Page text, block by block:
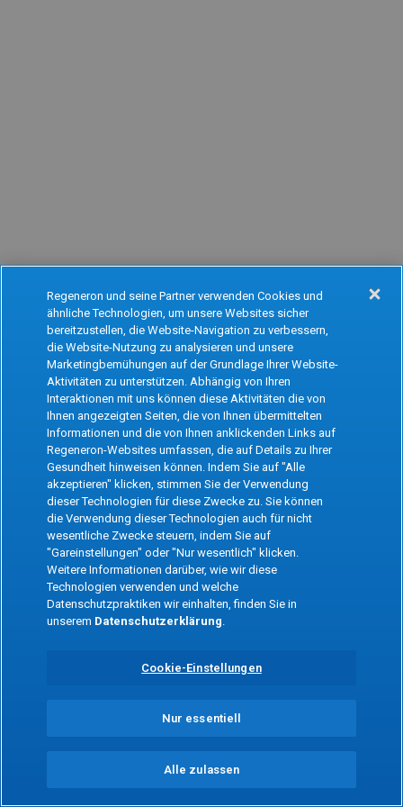
Oops!
Something went wrong. Please try refreshing
the app
Refresh
Regeneron und seine Partner verwenden Cookies und
ähnliche Technologien, um unsere Websites sicher
bereitzustellen, die Website-Navigation zu verbessern,
die Website-Nutzung zu analysieren und unsere
Marketingbemühungen auf der Grundlage Ihrer Website-
Aktivitäten zu unterstützen. Abhängig von Ihren
Interaktionen mit uns können diese Aktivitäten die von
Ihnen angezeigten Seiten, die von Ihnen übermittelten
Informationen und die von Ihnen anklickenden Links auf
Regeneron-Websites umfassen, die auf Details zu Ihrer
Gesundheit hinweisen können. Indem Sie auf "Alle
akzeptieren" klicken, stimmen Sie der Verwendung
dieser Technologien für diese Zwecke zu. Sie können
die Verwendung dieser Technologien auch für nicht
wesentliche Zwecke steuern, indem Sie auf
"Gareinstellungen" oder "Nur wesentlich" klicken.
Weitere Informationen darüber, wie wir diese
Technologien verwenden und welche
Datenschutzpraktiken wir einhalten, finden Sie in
unserem Datenschutzerklärung.
Cookie-Einstellungen
Nur essentiell
Alle zulassen